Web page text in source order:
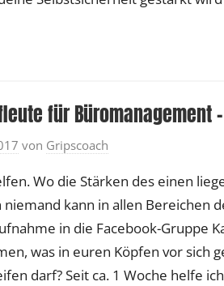
für
von Gripscoach
Wo die Stärken des einen
kann in allen Bereichen
in die Facebook-Gruppe
was in euren Köpfen vor sich
darf? Seit ca. 1 Woche helfe